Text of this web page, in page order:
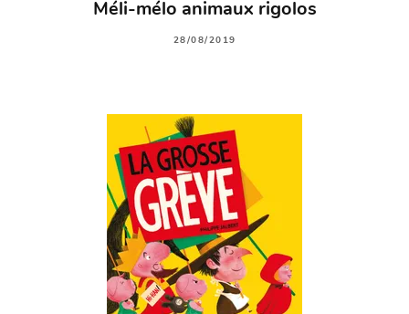
Méli-mélo animaux rigolos
28/08/2019